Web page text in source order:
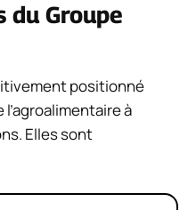
du Groupe
positionné
à
Elles sont